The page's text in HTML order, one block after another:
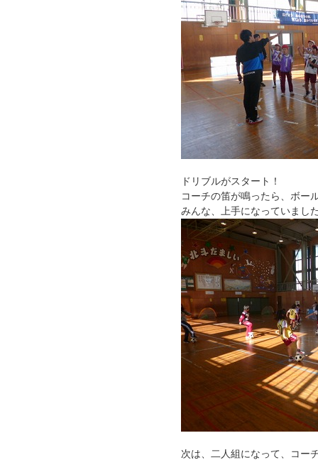
ドリブルがスタート！
コーチの笛が鳴ったら、ボー
みんな、上手になっていまし
次は、二人組になって、コー